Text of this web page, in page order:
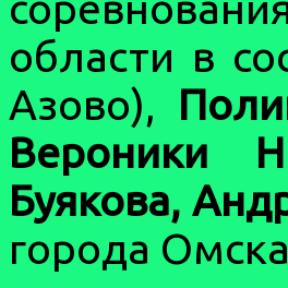
области в
Азово),
Вероники
Буякова,
города